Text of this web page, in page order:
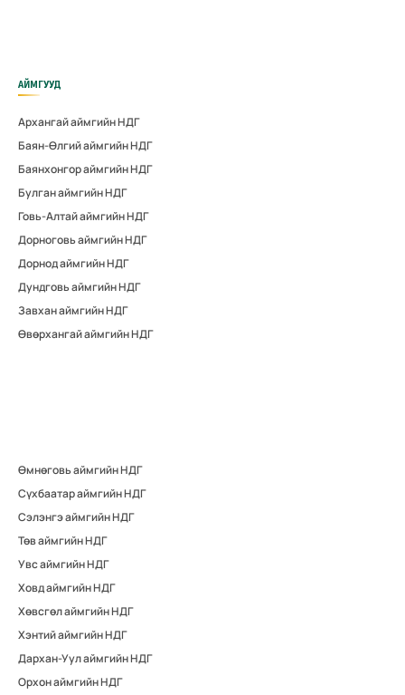
АЙМГУУД
Архангай аймгийн НДГ
Баян-Өлгий аймгийн НДГ
Баянхонгор аймгийн НДГ
Булган аймгийн НДГ
Говь-Алтай аймгийн НДГ
Дорноговь аймгийн НДГ
Дорнод аймгийн НДГ
Дундговь аймгийн НДГ
Завхан аймгийн НДГ
Өвөрхангай аймгийн НДГ
Өмнөговь аймгийн НДГ
Сүхбаатар аймгийн НДГ
Сэлэнгэ аймгийн НДГ
Төв аймгийн НДГ
Увс аймгийн НДГ
Ховд аймгийн НДГ
Хөвсгөл аймгийн НДГ
Хэнтий аймгийн НДГ
Дархан-Уул аймгийн НДГ
Орхон аймгийн НДГ